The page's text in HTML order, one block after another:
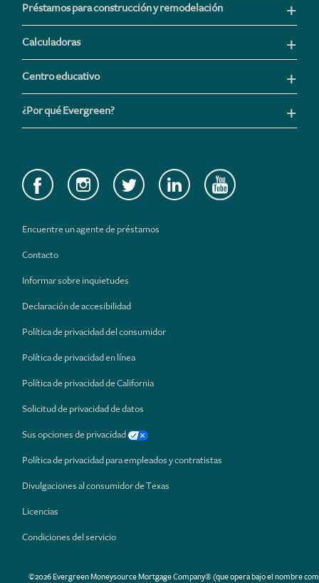
Préstamos para construcción y remodelación
Calculadoras
Centro educativo
¿Por qué Evergreen?
Encuentre un agente de préstamos
Contacto
Informar sobre inquietudes
Declaración de accesibilidad
Política de privacidad del consumidor
Política de privacidad en línea
Política de privacidad de California
Solicitud de privacidad de datos
Sus opciones de privacidad
Política de privacidad para empleados y contratistas
Divulgaciones al consumidor de Texas
Licencias
Condiciones del servicio
©2026 Evergreen Moneysource Mortgage Company® (que opera bajo el nombre